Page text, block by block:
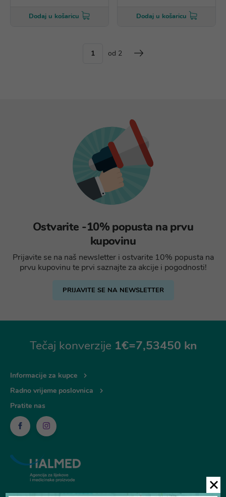
Dodaj u košaricu Dodaj u košaricu
od 2
Ostvarite -10% popusta na prvu
kupovinu
Prijavite se na naš newsletter i ostvarite 10% popusta na
prvu kupovinu te prvi saznajte za akcije i pogodnosti!
PRIJAVITE SE NA NEWSLETTER
Tečaj konverzije 1€=7,53450 kn
Informacije za kupce
Radno vrijeme poslovnica
Pratite nas